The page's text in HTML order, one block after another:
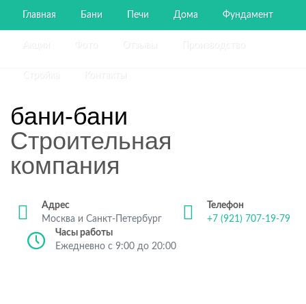
Главная Бани Печи Дома Фундамент
бани-бани
Строительная
компания
Адрес
Москва и Санкт-Петербург
Телефон
+7 (921) 707-19-79
Часы работы
Ежедневно с 9:00 до 20:00